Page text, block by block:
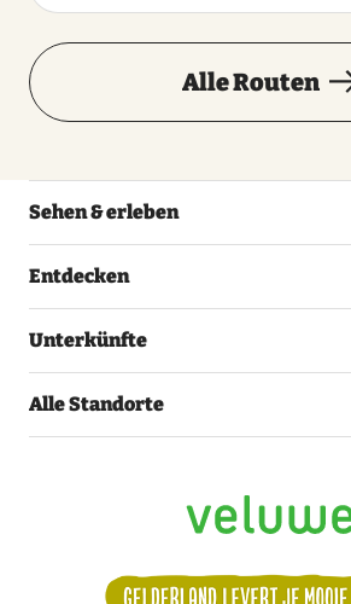
Alle Routen
Sehen & erleben
Entdecken
Unterkünfte
Alle Standorte